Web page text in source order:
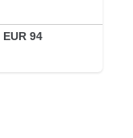
EUR 94